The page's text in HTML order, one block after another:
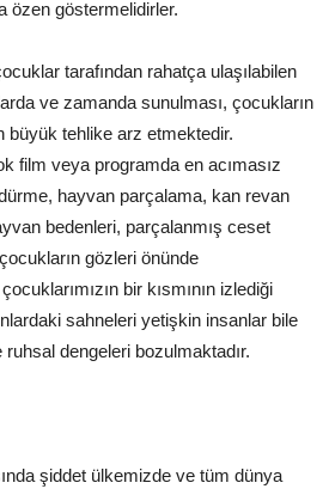
özen göstermelidirler.
tarafından rahatça ulaşılabilen
ve zamanda sunulması, çocukların
büyük tehlike arz etmektedir.
film veya programda en acımasız
hayvan parçalama, kan revan
bedenleri, parçalanmış ceset
gözleri önünde
bir kısmının izlediği
sahneleri yetişkin insanlar bile
dengeleri bozulmaktadır.
şiddet ülkemizde ve tüm dünya